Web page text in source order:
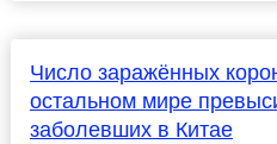
Число заражённых
остальном мире
заболевших в Китае